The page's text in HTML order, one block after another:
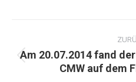
Am 20.07.2014 fand
CMW auf dem